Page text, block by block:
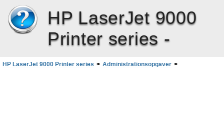
HP LaserJet 9000
Printer series -
HP LaserJet 9000 Printer series > Administrationsopgaver >